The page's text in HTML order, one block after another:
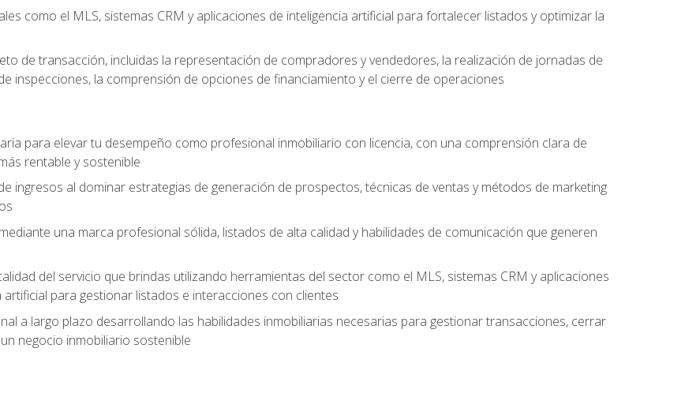
como el MLS, sistemas CRM y aplicaciones de inteligencia artificial para fortalecer listados y optimizar la
de transacción, incluidas la representación de compradores y vendedores, la realización de jornadas de
inspecciones, la comprensión de opciones de financiamiento y el cierre de operaciones
para elevar tu desempeño como profesional inmobiliario con licencia, con una comprensión clara de
rentable y sostenible
ingresos al dominar estrategias de generación de prospectos, técnicas de ventas y métodos de marketing
una marca profesional sólida, listados de alta calidad y habilidades de comunicación que generen
del servicio que brindas utilizando herramientas del sector como el MLS, sistemas CRM y aplicaciones
para gestionar listados e interacciones con clientes
a largo plazo desarrollando las habilidades inmobiliarias necesarias para gestionar transacciones, cerrar
negocio inmobiliario sostenible